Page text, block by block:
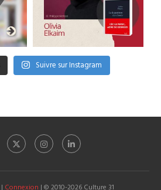
Suivre sur Instagram